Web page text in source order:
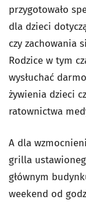
przygotowało
dla dzieci
czy zachowania
Rodzice w tym
wysłuchać
żywienia dzieci
ratownictwa
A dla
grilla
głównym
weekend od